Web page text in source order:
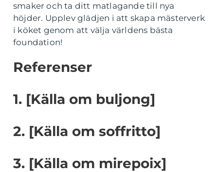
smaker och ta ditt matlagande till nya
höjder. Upplev glädjen i att skapa mästerverk
i köket genom att välja världens bästa
foundation!
Referenser
1. [Källa om buljong]
2. [Källa om soffritto]
3. [Källa om mirepoix]